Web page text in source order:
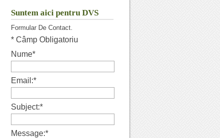
Suntem aici pentru DVS
Formular De Contact.
* Câmp Obligatoriu
Nume*
Email:*
Subject:*
Message:*